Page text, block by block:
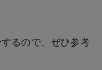
するので、ぜひ参考